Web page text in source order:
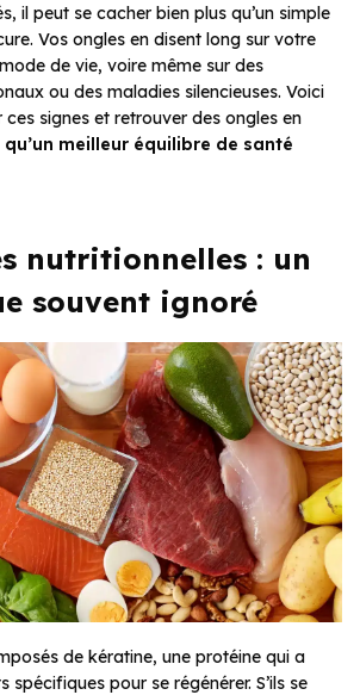
il peut se cacher bien plus qu’un simple
Vos ongles en disent long sur votre
de vie, voire même sur des
ou des maladies silencieuses. Voici
signes et retrouver des ongles en
qu’un meilleur équilibre de santé
nutritionnelles : un
souvent ignoré
de kératine, une protéine qui a
spécifiques pour se régénérer. S’ils se